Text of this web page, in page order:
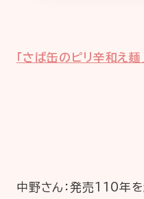
「さば缶のピリ辛和え麺
中野さん：発売110年